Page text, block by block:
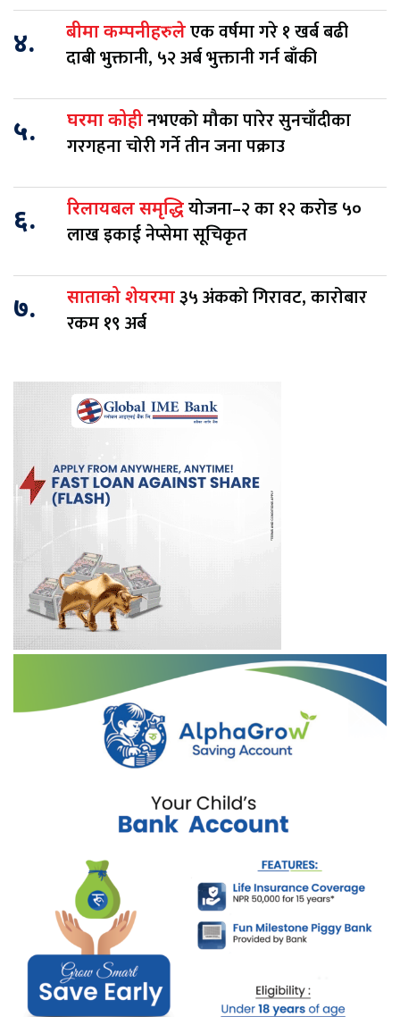
४. बीमा कम्पनीहरुलेएक वर्षमा गरे १ खर्ब बढी
दाबी भुक्तानी, ५२ अर्ब भुक्तानी गर्न बाँकी
५. घरमा कोहीनभएको मौका पारेर सुनचाँदीका
गरगहना चोरी गर्ने तीन जना पक्राउ
६. रिलायबल समृद्धियोजना–२ का १२ करोड ५०
लाख इकाई नेप्सेमा सूचिकृत
७. साताको शेयरमा३५ अंकको गिरावट, कारोबार
रकम १९ अर्ब